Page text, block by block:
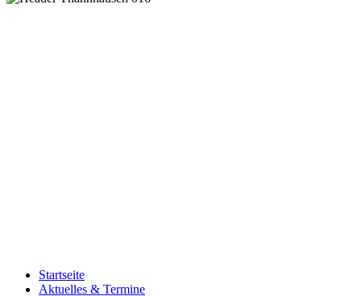
Startseite
Aktuelles & Termine